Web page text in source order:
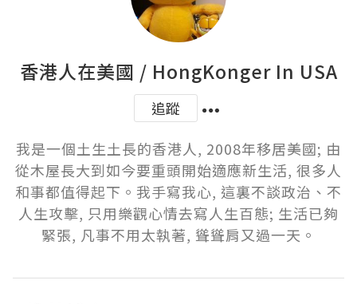
香港人在美國 / HongKonger In USA
追蹤
我是一個土生土長的香港人, 2008年移居美國; 由
從木屋長大到如今要重頭開始適應新生活, 很多人
和事都值得起下。我手寫我心, 這裏不談政治、不
人生攻擊, 只用樂觀心情去寫人生百態; 生活已夠
緊張, 凡事不用太執著, 聳聳肩又過一天。